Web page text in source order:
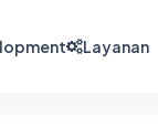
Layanan